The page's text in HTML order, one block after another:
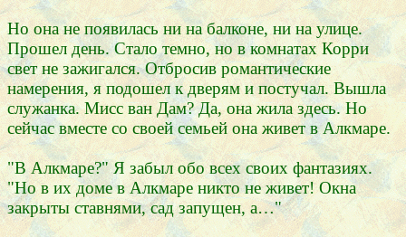
Но она не появилась ни на балконе, ни на улице.
Прошел день. Стало темно, но в комнатах Корри
свет не зажигался. Отбросив романтические
намерения, я подошел к дверям и постучал. Вышла
служанка. Мисс ван Дам? Да, она жила здесь. Но
сейчас вместе со своей семьей она живет в Алкмаре.
"В Алкмаре?" Я забыл обо всех своих фантазиях.
"Но в их доме в Алкмаре никто не живет! Окна
закрыты ставнями, сад запущен, а…"